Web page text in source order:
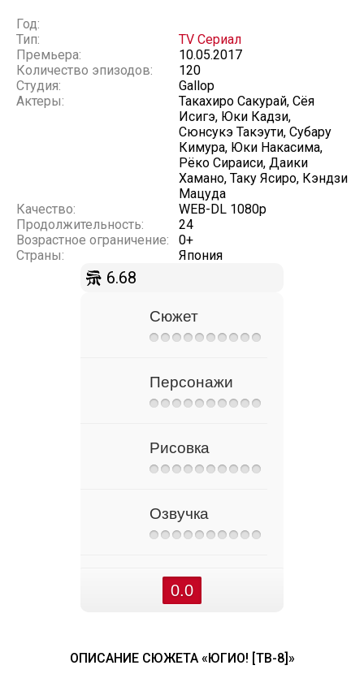
Год:
Тип:
TV Сериал
Премьера:
10.05.2017
Количество эпизодов:
120
Студия:
Gallop
Актеры:
Такахиро Сакурай, Сёя
Исигэ, Юки Кадзи,
Сюнсукэ Такэути, Субару
Кимура, Юки Накасима,
Рёко Сираиси, Даики
Хамано, Таку Ясиро, Кэндзи
Мацуда
Качество:
WEB-DL 1080p
Продолжительность:
24
Возрастное ограничение:
0+
Страны:
Япония
6.68
Сюжет
Персонажи
Рисовка
Озвучка
0.0
ОПИСАНИЕ СЮЖЕТА «ЮГИО! [ТВ-8]»